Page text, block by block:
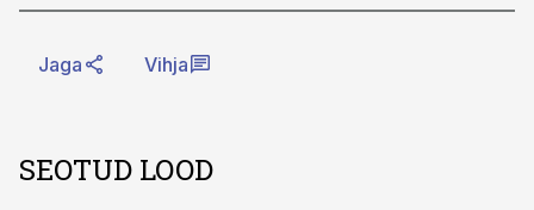
Jaga Vihja
SEOTUD LOOD